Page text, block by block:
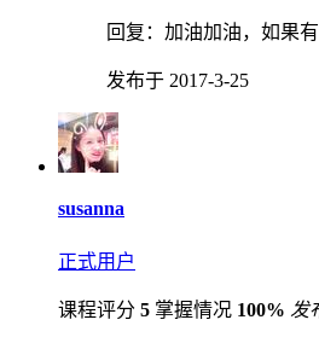
回复： 加油加油，如果
发布于 2017-3-25
susanna
正式用户
课程评分 5 掌握情况 100% 发